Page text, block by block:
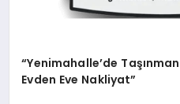
“Yenimahalle’de
Evden Eve Nakliyat”